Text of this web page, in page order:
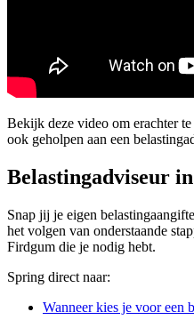
Bekijk deze video om erachter
ook geholpen aan een
Belastingadviseur
Snap jij je eigen
het volgen van onderstaande
Firdgum die je nodig hebt.
Spring direct naar:
Wanneer kies je voor een